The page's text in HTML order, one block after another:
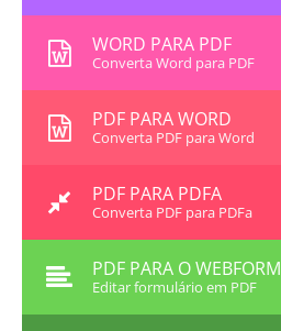
WORD PARA PDF
Converta Word para PDF
PDF PARA WORD
Converta PDF para Word
PDF PARA PDFA
Converta PDF para PDFa
PDF PARA O WEBFORM
Editar formulário em PDF